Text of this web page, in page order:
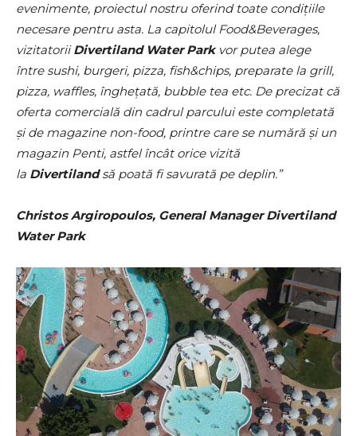
evenimente, proiectul nostru oferind toate condițiile
necesare pentru asta. La capitolul Food&Beverages,
vizitatoriiDivertiland Water Parkvor putea alege
între sushi, burgeri, pizza, fish&chips, preparate la grill,
pizza, waffles, înghețată, bubble tea etc. De precizat că
oferta comercială din cadrul parcului este completată
și de magazine non-food, printre care se numără și un
magazin Penti, astfel încât orice vizită
la Divertilandsă poată fi savurată pe deplin.”
Christos Argiropoulos, General Manager Divertiland
Water Park